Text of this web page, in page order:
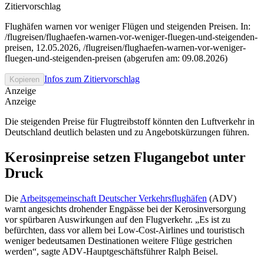
Zitiervorschlag
Flughäfen warnen vor weniger Flügen und steigenden Preisen. In:
/flugreisen/flughaefen-warnen-vor-weniger-fluegen-und-steigenden-
preisen, 12.05.2026, /flugreisen/flughaefen-warnen-vor-weniger-
fluegen-und-steigenden-preisen (abgerufen am: 09.08.2026)
Kopieren Infos zum Zitiervorschlag
Anzeige
Anzeige
Die steigenden Preise für Flugtreibstoff könnten den Luftverkehr in
Deutschland deutlich belasten und zu Angebotskürzungen führen.
Kerosinpreise setzen Flugangebot unter
Druck
Die Arbeitsgemeinschaft Deutscher Verkehrsflughäfen (ADV)
warnt angesichts drohender Engpässe bei der Kerosinversorgung
vor spürbaren Auswirkungen auf den Flugverkehr. „Es ist zu
befürchten, dass vor allem bei Low-Cost-Airlines und touristisch
weniger bedeutsamen Destinationen weitere Flüge gestrichen
werden“, sagte ADV‑Hauptgeschäftsführer Ralph Beisel.